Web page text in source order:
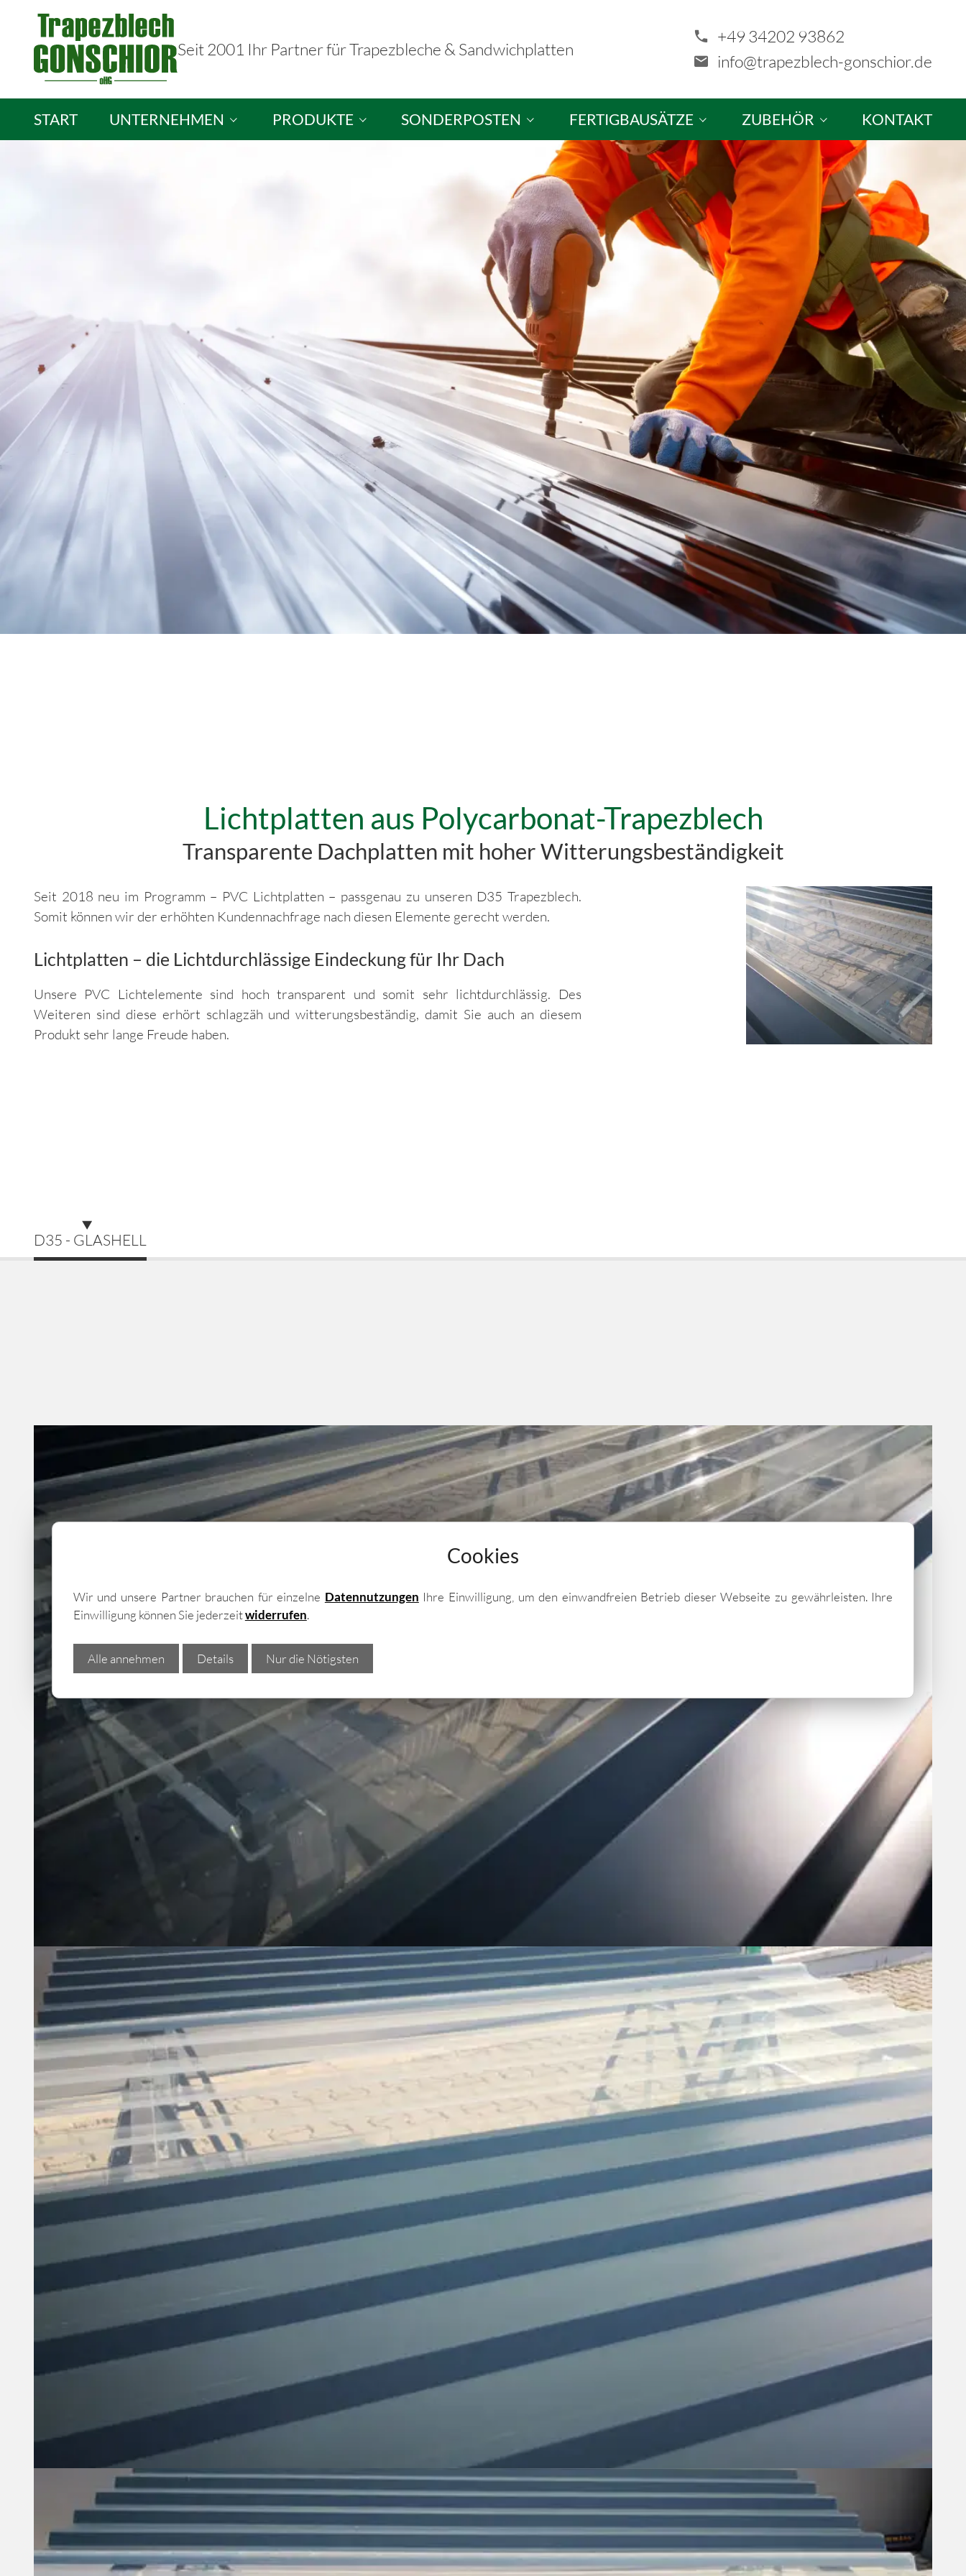
Seit 2001 Ihr Partner für Trapezbleche & Sandwichplatten
+49 34202 93862
info@trapezblech-gonschior.de
START UNTERNEHMEN PRODUKTE
Trapezbleche
Wellbleche / Profilbleche
Torpaneele
SONDERPOSTEN
Sandwichplatten / Dachplatten
Sandwichelemente / Wandplatten
Brandschutzelemente
FERTIGBAUSÄTZE
Fertigbausätze & Sonderanfertigungen
Musterausstellung
ZUBEHÖR
Schrauben
Profilfüller & Kantprofile
Kalotten
KONTAKT
Lichtplatten aus Polycarbonat-Trapezblech
Transparente Dachplatten mit hoher Witterungsbeständigkeit
Seit 2018 neu im Programm – PVC Lichtplatten – passgenau zu unseren D35 Trapezblech.
Somit können wir der erhöhten Kundennachfrage nach diesen Elemente gerecht werden.
Lichtplatten – die Lichtdurchlässige Eindeckung für Ihr Dach
Unsere PVC Lichtelemente sind hoch transparent und somit sehr lichtdurchlässig. Des
Weiteren sind diese erhört schlagzäh und witterungsbeständig, damit Sie auch an diesem
Produkt sehr lange Freude haben.
D35 - GLASHELL
Cookies
Wir und unsere Partner brauchen für einzelne Datennutzungen Ihre Einwilligung, um den einwandfreien Betrieb dieser Webseite zu gewährleisten. Ihre
Einwilligung können Sie jederzeitwiderrufen.
Alle annehmen Details Nur die Nötigsten